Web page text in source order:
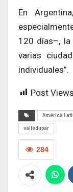
En
120 días–, la
varias
individuales”.
Post
América
valledupar
284